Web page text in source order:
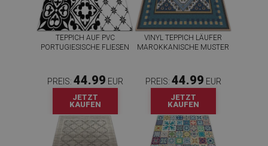
TEPPICH AUF PVC
PORTUGIESISCHE FLIESEN
PREIS: 44.99 EUR
JETZT
KAUFEN
VINYL TEPPICH LÄUFER
MAROKKANISCHE MUSTER
PREIS: 44.99 EUR
JETZT
KAUFEN